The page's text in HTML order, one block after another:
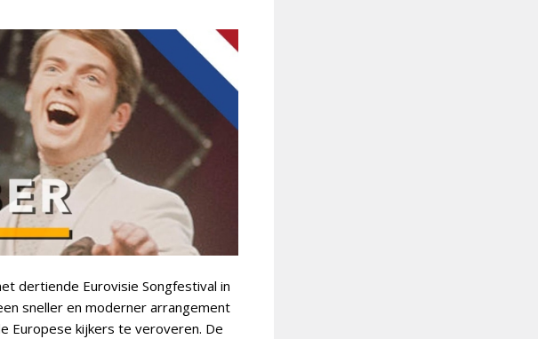
dertiende Eurovisie Songfestival in
sneller en moderner arrangement
Europese kijkers te veroveren. De